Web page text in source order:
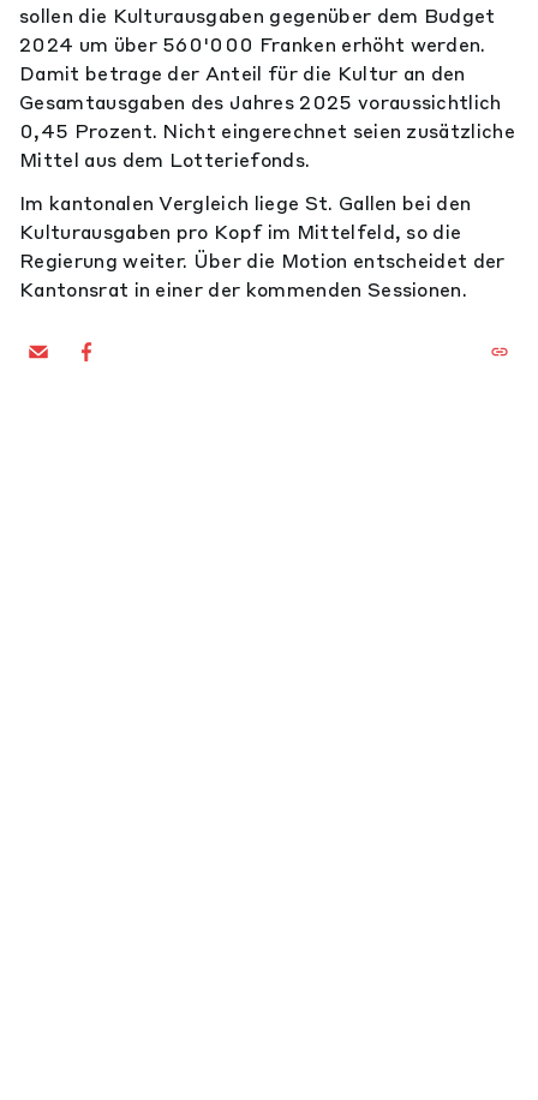
sollen die Kulturausgaben gegenüber dem Budget
2024 um über 560'000 Franken erhöht werden.
Damit betrage der Anteil für die Kultur an den
Gesamtausgaben des Jahres 2025 voraussichtlich
0,45 Prozent. Nicht eingerechnet seien zusätzliche
Mittel aus dem Lotteriefonds.
Im kantonalen Vergleich liege St. Gallen bei den
Kulturausgaben pro Kopf im Mittelfeld, so die
Regierung weiter. Über die Motion entscheidet der
Kantonsrat in einer der kommenden Sessionen.